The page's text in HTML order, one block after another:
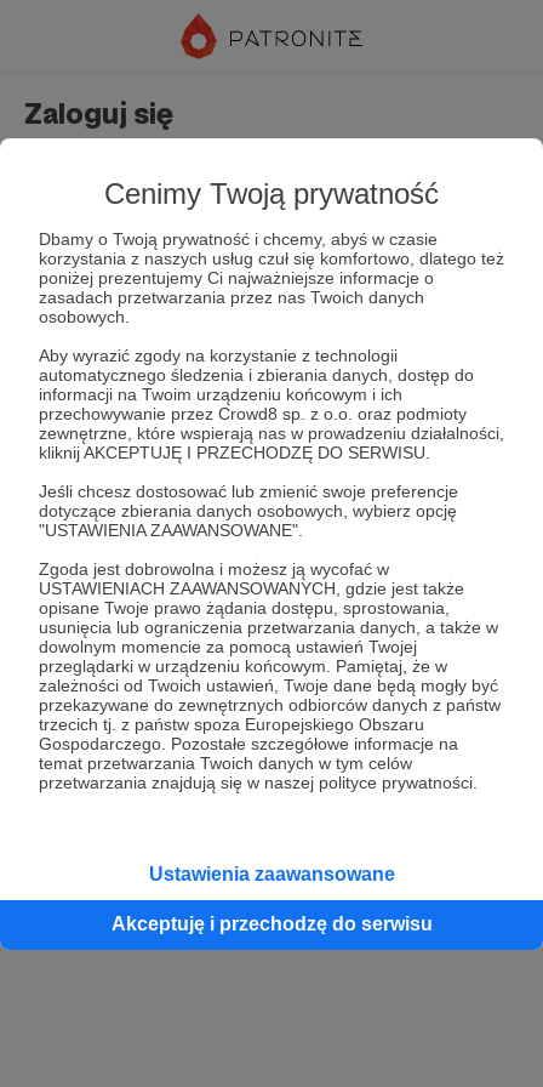
Cenimy Twoją prywatność
Dbamy o Twoją prywatność i chcemy, abyś w czasie
korzystania z naszych usług czuł się komfortowo, dlatego też
poniżej prezentujemy Ci najważniejsze informacje o
zasadach przetwarzania przez nas Twoich danych
osobowych.
Aby wyrazić zgody na korzystanie z technologii
automatycznego śledzenia i zbierania danych, dostęp do
informacji na Twoim urządzeniu końcowym i ich
przechowywanie przez Crowd8 sp. z o.o. oraz podmioty
zewnętrzne, które wspierają nas w prowadzeniu działalności,
kliknij AKCEPTUJĘ I PRZECHODZĘ DO SERWISU.
Jeśli chcesz dostosować lub zmienić swoje preferencje
dotyczące zbierania danych osobowych, wybierz opcję
"USTAWIENIA ZAAWANSOWANE".
Zgoda jest dobrowolna i możesz ją wycofać w
USTAWIENIACH ZAAWANSOWANYCH, gdzie jest także
opisane Twoje prawo żądania dostępu, sprostowania,
usunięcia lub ograniczenia przetwarzania danych, a także w
dowolnym momencie za pomocą ustawień Twojej
przeglądarki w urządzeniu końcowym. Pamiętaj, że w
zależności od Twoich ustawień, Twoje dane będą mogły być
przekazywane do zewnętrznych odbiorców danych z państw
trzecich tj. z państw spoza Europejskiego Obszaru
Gospodarczego. Pozostałe szczegółowe informacje na
temat przetwarzania Twoich danych w tym celów
przetwarzania znajdują się w naszej polityce prywatności.
Ustawienia zaawansowane
Akceptuję i przechodzę do serwisu
Zaloguj się
Zapamiętaj mnie Zapomniałeś hasła?
Zaloguj
lub
Kontynuuj z Google
Kontynuuj z Facebook
Kontynuuj z Apple
konta przez osobę niepełnoletnią” dostępny w regulaminie Patronite.pl